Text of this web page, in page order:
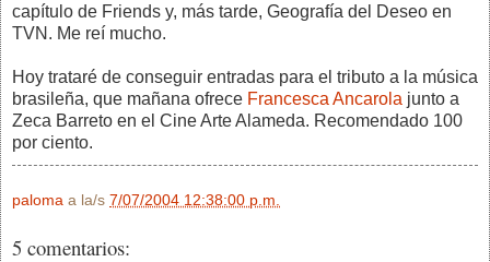
capítulo de Friends y, más tarde, Geografía del Deseo en
TVN. Me reí mucho.
Hoy trataré de conseguir entradas para el tributo a la música
brasileña, que mañana ofrece Francesca Ancarola junto a
Zeca Barreto en el Cine Arte Alameda. Recomendado 100
por ciento.
paloma a la/s 7/07/2004 12:38:00 p.m.
5 comentarios: